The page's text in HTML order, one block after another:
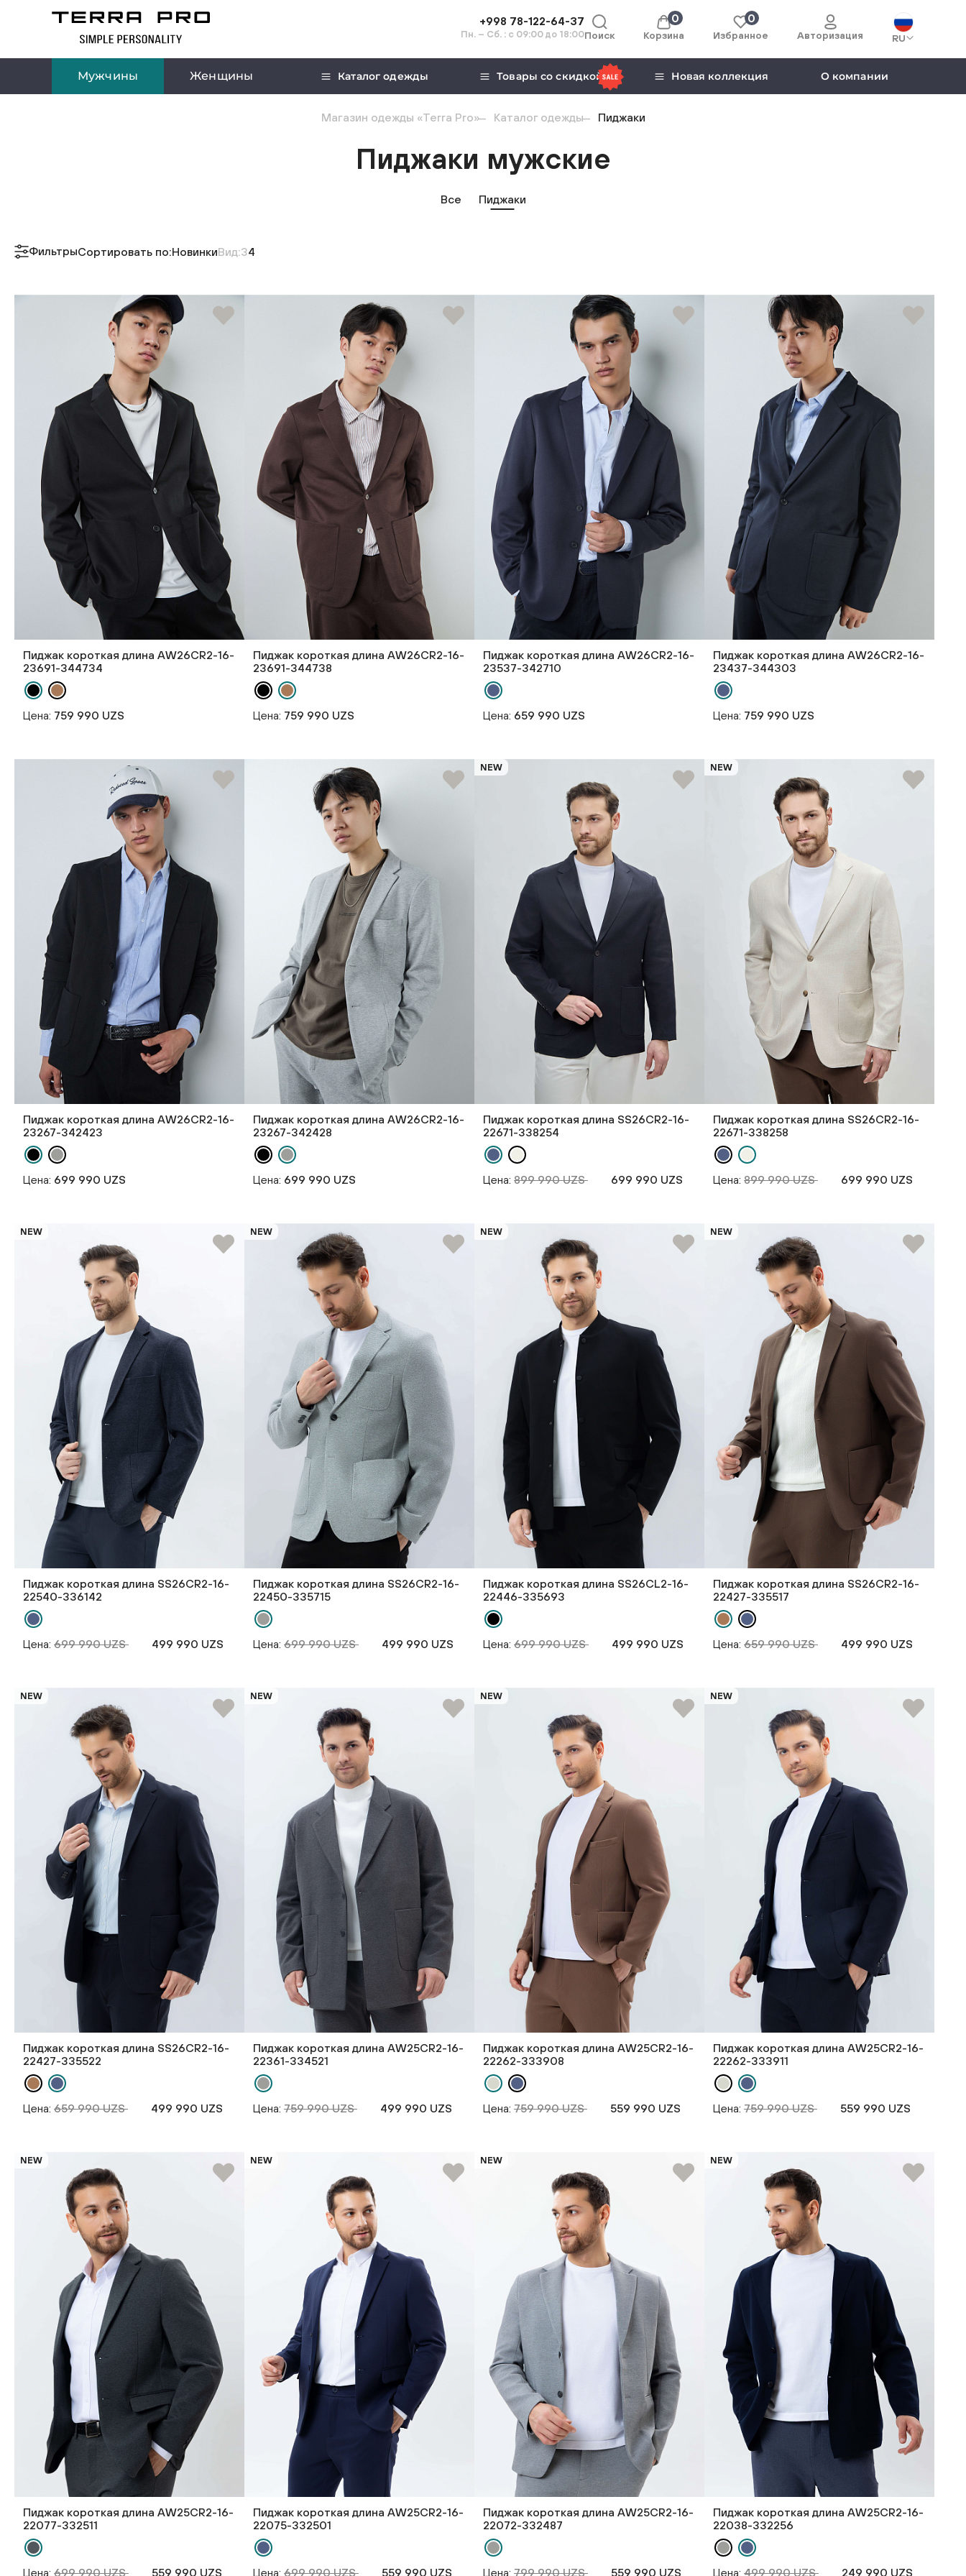
+998 78-122-64-37
Пн. – Сб. : с 09:00 до 18:00Поиск Корзина
0 0
Избранное Авторизация RU
Мужчины Женщины Каталог одежды Товары со скидкой Новая коллекция О компании
Магазин одежды «Terra Pro» Каталог одежды Пиджаки
Пиджаки мужские
Все Пиджаки
ФильтрыСортировать по:НовинкиВид:34
Пиджак короткая длина AW26CR2-16-
23691-344734
Цена: 759 990 UZS
Пиджак короткая длина AW26CR2-16-
23691-344738
Цена: 759 990 UZS
Пиджак короткая длина AW26CR2-16-
23537-342710
Цена: 659 990 UZS
Пиджак короткая длина AW26CR2-16-
23437-344303
Цена: 759 990 UZS
Пиджак короткая длина AW26CR2-16-
23267-342423
Цена: 699 990 UZS
Пиджак короткая длина AW26CR2-16-
23267-342428
Цена: 699 990 UZS
NEW
Пиджак короткая длина SS26CR2-16-
22671-338254
Цена: 899 990 UZS 699 990 UZS
NEW
Пиджак короткая длина SS26CR2-16-
22671-338258
Цена: 899 990 UZS 699 990 UZS
NEW
Пиджак короткая длина SS26CR2-16-
22540-336142
Цена: 699 990 UZS 499 990 UZS
NEW
Пиджак короткая длина SS26CR2-16-
22450-335715
Цена: 699 990 UZS 499 990 UZS
NEW
Пиджак короткая длина SS26CL2-16-
22446-335693
Цена: 699 990 UZS 499 990 UZS
NEW
Пиджак короткая длина SS26CR2-16-
22427-335517
Цена: 659 990 UZS 499 990 UZS
NEW
Пиджак короткая длина SS26CR2-16-
22427-335522
Цена: 659 990 UZS 499 990 UZS
NEW
Пиджак короткая длина AW25CR2-16-
22361-334521
Цена: 759 990 UZS 499 990 UZS
NEW
Пиджак короткая длина AW25CR2-16-
22262-333908
Цена: 759 990 UZS 559 990 UZS
NEW
Пиджак короткая длина AW25CR2-16-
22262-333911
Цена: 759 990 UZS 559 990 UZS
NEW
Пиджак короткая длина AW25CR2-16-
22077-332511
Цена: 699 990 UZS 559 990 UZS
NEW
Пиджак короткая длина AW25CR2-16-
22075-332501
Цена: 699 990 UZS 559 990 UZS
NEW
Пиджак короткая длина AW25CR2-16-
22072-332487
Цена: 799 990 UZS 559 990 UZS
NEW
Пиджак короткая длина AW25CR2-16-
22038-332256
Цена: 499 990 UZS 249 990 UZS